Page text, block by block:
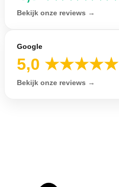
Bekijk onze reviews →
Google
5,0 ★★★★★
Bekijk onze reviews →